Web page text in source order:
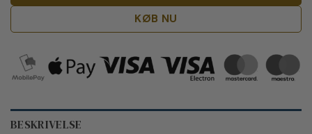
KØB NU
BESKRIVELSE